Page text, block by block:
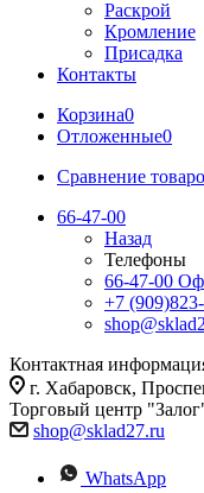
Раскрой
Кромление
Присадка
Контакты
Корзина0
Отложенные0
Сравнение
66-47-00
Назад
Телефоны
66-47-00
+7
Контактная
г. Хабаровск,
Торговый центр
shop@sklad27.ru
WhatsApp